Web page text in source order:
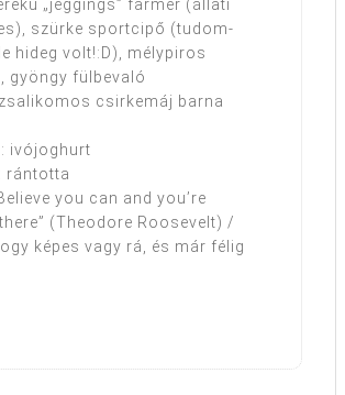
„jeggings” farmer (állati
szürke sportcipő (tudom-
hideg volt!:D), mélypiros
gyöngy fülbevaló
csirkemáj barna
ivójoghurt
rántotta
you can and you’re
(Theodore Roosevelt) /
képes vagy rá, és már félig